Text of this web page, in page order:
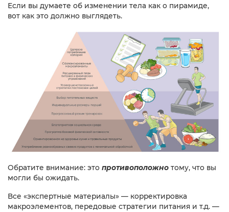
Если вы думаете об изменении тела как о пирамиде,
вот как это должно выглядеть.
Обратите внимание: это противоположно тому, что вы
могли бы ожидать.
Все «экспертные материалы» — корректировка
макроэлементов, передовые стратегии питания и т.д. —